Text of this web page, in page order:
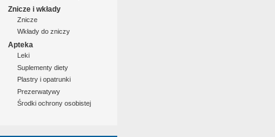
Znicze i wkłady
Znicze
Wkłady do zniczy
Apteka
Leki
Suplementy diety
Plastry i opatrunki
Prezerwatywy
Środki ochrony osobistej